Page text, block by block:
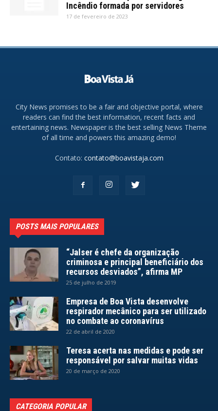
Incêndio formada por servidores
17 de fevereiro de 2023
City News promises to be a fair and objective portal, where
readers can find the best information, recent facts and
entertaining news. Newspaper is the best selling News Theme
of all time and powers this amazing demo!
Contato: contato@boavistaja.com
POSTS MAIS POPULARES
“Jalser é chefe da organização
criminosa e principal beneficiário dos
recursos desviados”, afirma MP
25 de julho de 2019
Empresa de Boa Vista desenvolve
respirador mecânico para ser utilizado
no combate ao coronavírus
22 de abril de 2020
Teresa acerta nas medidas e pode ser
responsável por salvar muitas vidas
20 de março de 2020
CATEGORIA POPULAR